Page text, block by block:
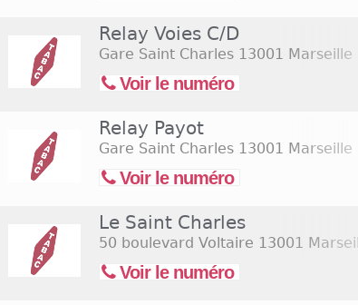
Relay Voies C/D
Gare Saint Charles 13001 Marseille
Voir le numéro
Relay Payot
Gare Saint Charles 13001 Marseille
Voir le numéro
Le Saint Charles
50 boulevard Voltaire 13001
Voir le numéro